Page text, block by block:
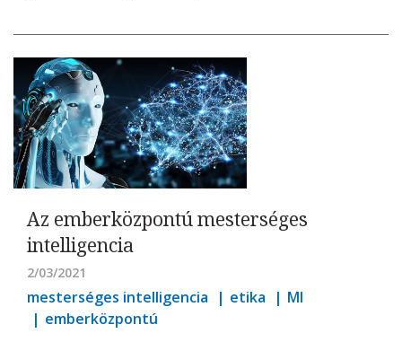
Az emberközpontú mesterséges
intelligencia
2/03/2021
mesterséges intelligencia etika
MI
emberközpontú